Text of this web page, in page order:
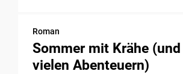
Roman
Sommer mit Krähe
vielen Abenteuern)